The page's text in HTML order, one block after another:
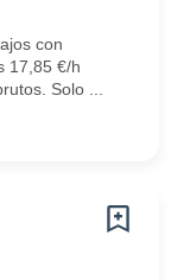
con
17,85 €/h
Solo ...